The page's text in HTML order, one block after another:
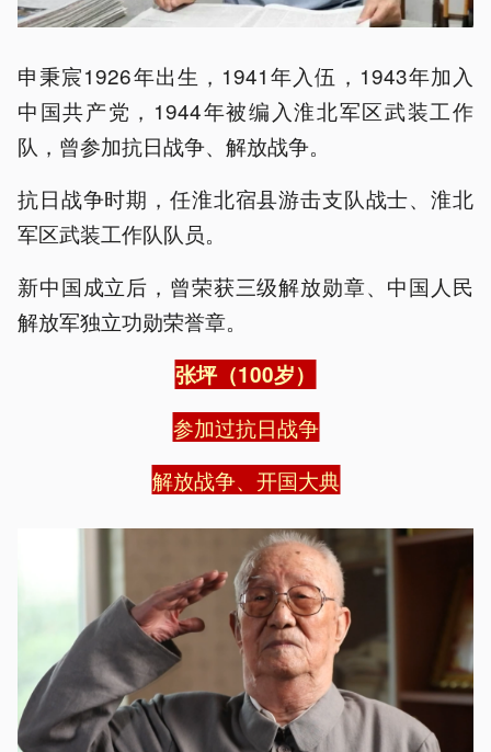
申秉宸1926年出生，1941年入伍，1943年加入
中国共产党，1944年被编入淮北军区武装工作
队，曾参加抗日战争、解放战争。
抗日战争时期，任淮北宿县游击支队战士、淮北
军区武装工作队队员。
新中国成立后，曾荣获三级解放勋章、中国人民
解放军独立功勋荣誉章。
张坪（100岁）
参加过抗日战争
解放战争、开国大典